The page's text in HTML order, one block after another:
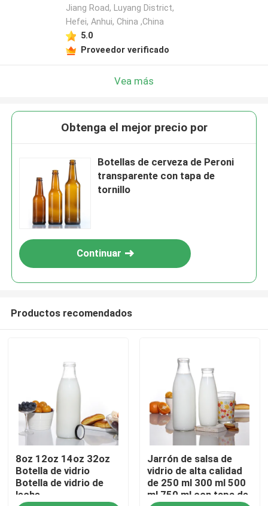
Inicio
Productos
Sobre nosotros
Jiang Road, Luyang District,
Hefei, Anhui, China ,China
5.0
Proveedor verificado
Vea más
Obtenga el mejor precio por
Botellas de cerveza de Peroni
transparente con tapa de
tornillo
Continuar
Productos recomendados
8oz 12oz 14oz 32oz
Botella de vidrio
Botella de vidrio de
leche
Jarrón de salsa de
vidrio de alta calidad
de 250 ml 300 ml 500
ml 750 ml con tapa de